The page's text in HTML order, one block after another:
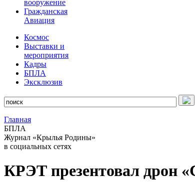
вооружение
Гражданская
Авиация
Космос
Выставки и
мероприятия
Кадры
БПЛА
Эксклюзив
Главная
БПЛА
Журнал «Крылья Родины»
в социальных сетях
КРЭТ презентовал дрон